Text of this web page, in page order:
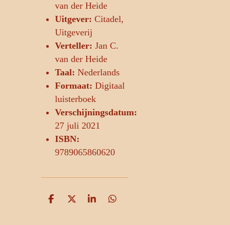
van der Heide
Uitgever: Citadel,
Uitgeverij
Verteller: Jan C.
van der Heide
Taal: Nederlands
Formaat: Digitaal
luisterboek
Verschijningsdatum:
27 juli 2021
ISBN:
9789065860620
D
D
S
D